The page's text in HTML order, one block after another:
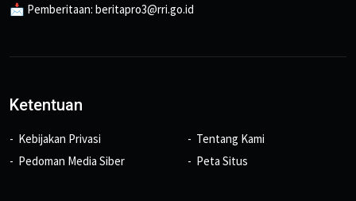
📩 Pemberitaan: beritapro3@rri.go.id
Ketentuan
Kebijakan Privasi
Pedoman Media Siber
Tentang Kami
Peta Situs